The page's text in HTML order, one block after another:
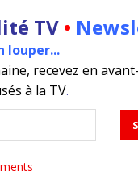
TV •
louper...
recevez en
à la TV.